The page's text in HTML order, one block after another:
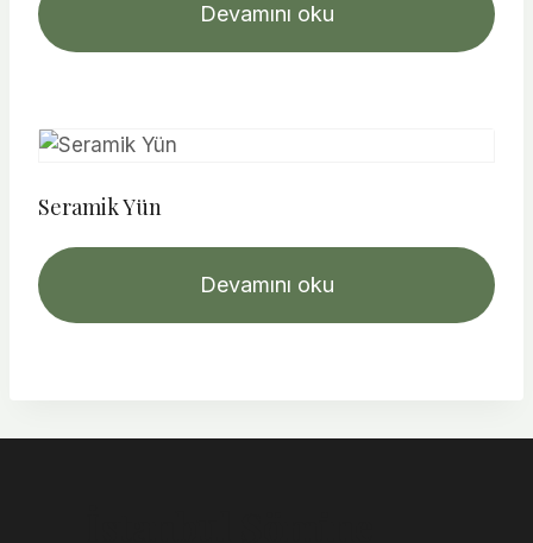
Devamını oku
Seramik Yün
Devamını oku